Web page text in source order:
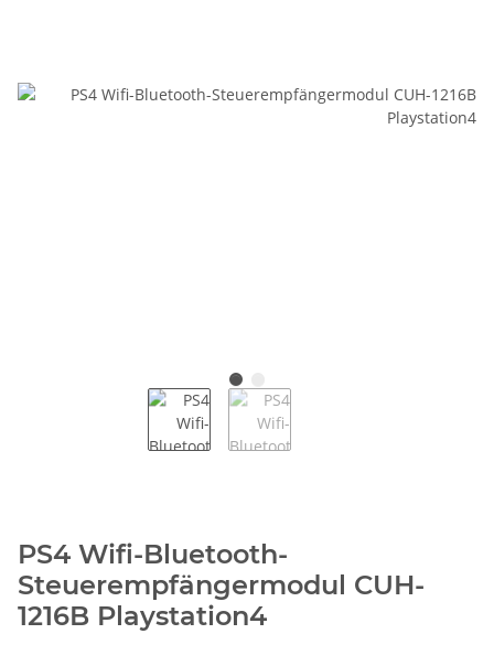
PS4 Wifi-Bluetooth-
Steuerempfängermodul CUH-
1216B Playstation4